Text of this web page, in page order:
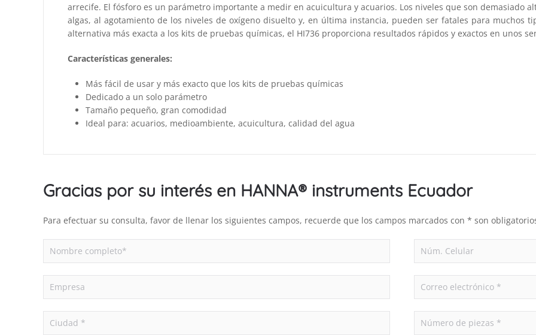
arrecife. El fósforo es un parámetro importante a medir en acuicultura y acuarios. Los niveles que son demasiado
algas, al agotamiento de los niveles de oxígeno disuelto y, en última instancia, pueden ser fatales para muchos
alternativa más exacta a los kits de pruebas químicas, el HI736 proporciona resultados rápidos y exactos en unos
Características generales:
Más fácil de usar y más exacto que los kits de pruebas químicas
Dedicado a un solo parámetro
Tamaño pequeño, gran comodidad
Ideal para: acuarios, medioambiente, acuicultura, calidad del agua
Gracias por su interés en HANNA® instruments Ecuador
Para efectuar su consulta, favor de llenar los siguientes campos, recuerde que los campos marcados con * son